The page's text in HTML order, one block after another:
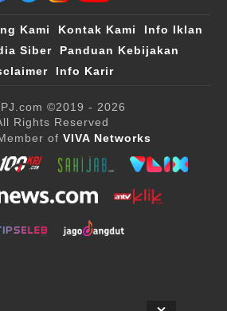
Kami Kontak Kami
Info Iklan
Siber
Panduan Kebijakan
Info Karir
©2019 - 2026
Rights Reserved
of VIVA Networks